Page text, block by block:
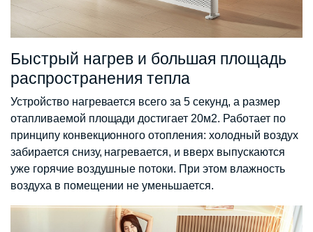
Быстрый нагрев и большая площадь
распространения тепла
Устройство нагревается всего за 5 секунд, а размер
отапливаемой площади достигает 20м2. Работает по
принципу конвекционного отопления: холодный воздух
забирается снизу, нагревается, и вверх выпускаются
уже горячие воздушные потоки. При этом влажность
воздуха в помещении не уменьшается.